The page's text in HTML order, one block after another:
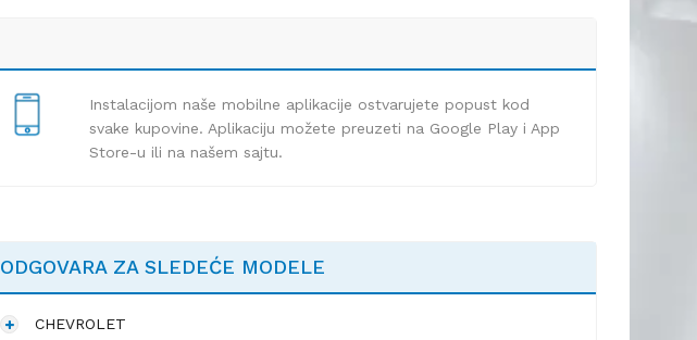
Instalacijom naše mobilne aplikacije ostvarujete popust kod
svake kupovine. Aplikaciju možete preuzeti na Google Play i App
Store-u ili na našem sajtu.
ODGOVARA ZA SLEDEĆE MODELE
CHEVROLET